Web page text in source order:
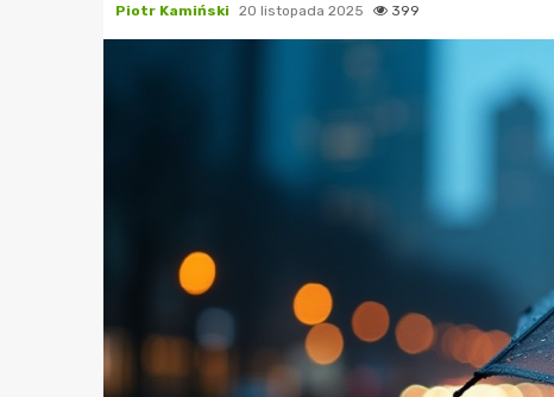
Piotr Kamiński 20 listopada 2025 399